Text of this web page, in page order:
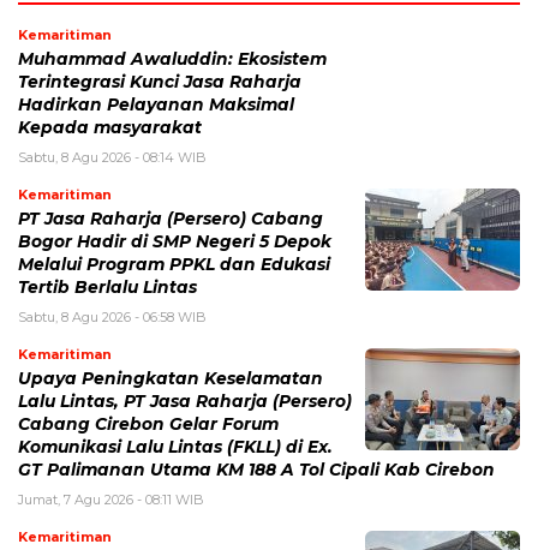
Kemaritiman
Muhammad Awaluddin: Ekosistem
Terintegrasi Kunci Jasa Raharja
Hadirkan Pelayanan Maksimal
Kepada masyarakat
Sabtu, 8 Agu 2026 - 08:14 WIB
Kemaritiman
PT Jasa Raharja (Persero) Cabang
Bogor Hadir di SMP Negeri 5 Depok
Melalui Program PPKL dan Edukasi
Tertib Berlalu Lintas
Sabtu, 8 Agu 2026 - 06:58 WIB
Kemaritiman
Upaya Peningkatan Keselamatan
Lalu Lintas, PT Jasa Raharja (Persero)
Cabang Cirebon Gelar Forum
Komunikasi Lalu Lintas (FKLL) di Ex.
GT Palimanan Utama KM 188 A Tol Cipali Kab Cirebon
Jumat, 7 Agu 2026 - 08:11 WIB
Kemaritiman